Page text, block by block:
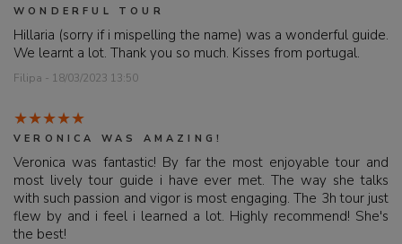
WONDERFUL TOUR
Hillaria (sorry if i mispelling the name) was a wonderful guide.
We learnt a lot. Thank you so much. Kisses from portugal.
Filipa - 18/03/2023 13:50
VERONICA WAS AMAZING!
Veronica was fantastic! By far the most enjoyable tour and
most lively tour guide i have ever met. The way she talks
with such passion and vigor is most engaging. The 3h tour just
flew by and i feel i learned a lot. Highly recommend! She's
the best!